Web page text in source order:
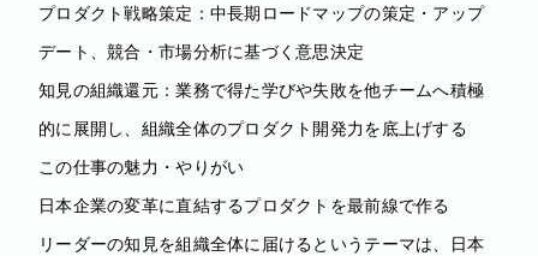
プロダクト戦略策定：中長期ロードマップの策定・アップ
デート、競合・市場分析に基づく意思決定
知見の組織還元：業務で得た学びや失敗を他チームへ積極
的に展開し、組織全体のプロダクト開発力を底上げする
この仕事の魅力・やりがい
日本企業の変革に直結するプロダクトを最前線で作る
リーダーの知見を組織全体に届けるというテーマは、日本